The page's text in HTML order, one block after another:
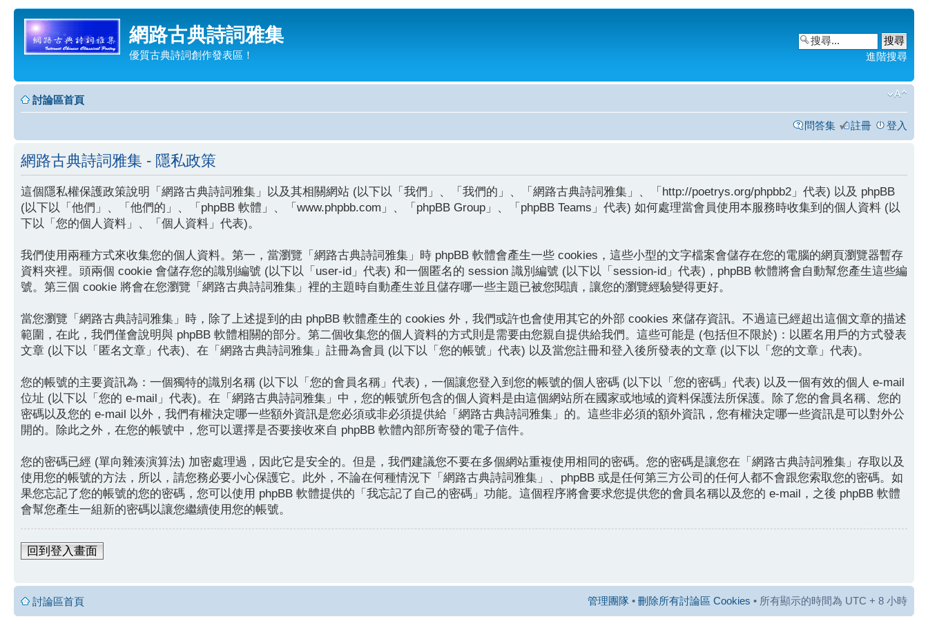
網路古典詩詞雅集
優質古典詩詞創作發表區！ 進階搜尋
討論區首頁
問答集 註冊 登入
網路古典詩詞雅集 - 隱私政策
這個隱私權保護政策說明「網路古典詩詞雅集」以及其相關網站 (以下以「我們」、「我們的」、「網路古典詩詞雅集」、「http://poetrys.org/phpbb2」代表) 以及 phpBB
(以下以「他們」、「他們的」、「phpBB 軟體」、「www.phpbb.com」、「phpBB Group」、「phpBB Teams」代表) 如何處理當會員使用本服務時收集到的個人資料 (以
下以「您的個人資料」、「個人資料」代表)。
我們使用兩種方式來收集您的個人資料。第一，當瀏覽「網路古典詩詞雅集」時 phpBB 軟體會產生一些 cookies，這些小型的文字檔案會儲存在您的電腦的網頁瀏覽器暫存
資料夾裡。頭兩個 cookie 會儲存您的識別編號 (以下以「user-id」代表) 和一個匿名的 session 識別編號 (以下以「session-id」代表)，phpBB 軟體將會自動幫您產生這些編
號。第三個 cookie 將會在您瀏覽「網路古典詩詞雅集」裡的主題時自動產生並且儲存哪一些主題已被您閱讀，讓您的瀏覽經驗變得更好。
當您瀏覽「網路古典詩詞雅集」時，除了上述提到的由 phpBB 軟體產生的 cookies 外，我們或許也會使用其它的外部 cookies 來儲存資訊。不過這已經超出這個文章的描述
範圍，在此，我們僅會說明與 phpBB 軟體相關的部分。第二個收集您的個人資料的方式則是需要由您親自提供給我們。這些可能是 (包括但不限於)：以匿名用戶的方式發表
文章 (以下以「匿名文章」代表)、在「網路古典詩詞雅集」註冊為會員 (以下以「您的帳號」代表) 以及當您註冊和登入後所發表的文章 (以下以「您的文章」代表)。
您的帳號的主要資訊為：一個獨特的識別名稱 (以下以「您的會員名稱」代表)，一個讓您登入到您的帳號的個人密碼 (以下以「您的密碼」代表) 以及一個有效的個人 e-mail
位址 (以下以「您的 e-mail」代表)。在「網路古典詩詞雅集」中，您的帳號所包含的個人資料是由這個網站所在國家或地域的資料保護法所保護。除了您的會員名稱、您的
密碼以及您的 e-mail 以外，我們有權決定哪一些額外資訊是您必須或非必須提供給「網路古典詩詞雅集」的。這些非必須的額外資訊，您有權決定哪一些資訊是可以對外公
開的。除此之外，在您的帳號中，您可以選擇是否要接收來自 phpBB 軟體內部所寄發的電子信件。
您的密碼已經 (單向雜湊演算法) 加密處理過，因此它是安全的。但是，我們建議您不要在多個網站重複使用相同的密碼。您的密碼是讓您在「網路古典詩詞雅集」存取以及
使用您的帳號的方法，所以，請您務必要小心保護它。此外，不論在何種情況下「網路古典詩詞雅集」、phpBB 或是任何第三方公司的任何人都不會跟您索取您的密碼。如
果您忘記了您的帳號的您的密碼，您可以使用 phpBB 軟體提供的「我忘記了自己的密碼」功能。這個程序將會要求您提供您的會員名稱以及您的 e-mail，之後 phpBB 軟體
會幫您產生一組新的密碼以讓您繼續使用您的帳號。
回到登入畫面
討論區首頁 管理團隊 • 刪除所有討論區 Cookies • 所有顯示的時間為 UTC + 8 小時